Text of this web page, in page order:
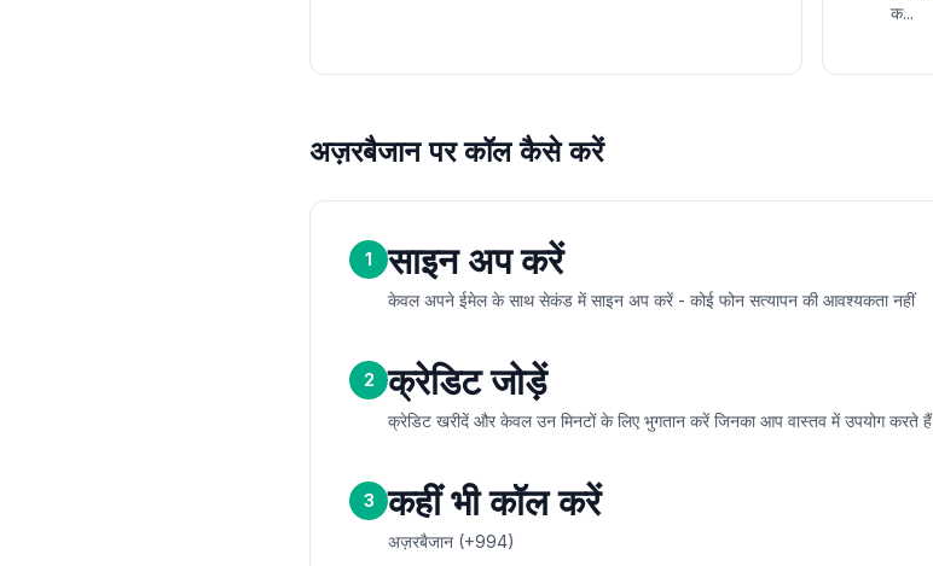
क...
अज़रबैजान पर कॉल कैसे करें
1 साइन अप करें
केवल अपने ईमेल के साथ सेकंड में साइन अप करें - कोई फोन सत्यापन की आवश्यकता नहीं
2 क्रेडिट जोड़ें
क्रेडिट खरीदें और केवल उन मिनटों के लिए भुगतान करें जिनका आप वास्तव में उपयोग करते हैं
3 कहीं भी कॉल करें
अज़रबैजान (+994)